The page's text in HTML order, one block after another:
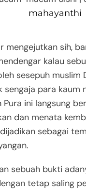
mahayanthi
mengejutkan sih,
kalau
sesepuh muslim
sengaja para kaum
Pura ini langsung
dan menata
sebagai
sebuah bukti
tetap saling